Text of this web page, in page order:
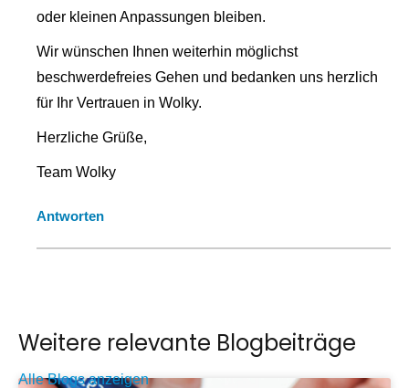
oder kleinen Anpassungen bleiben.
Wir wünschen Ihnen weiterhin möglichst
beschwerdefreies Gehen und bedanken uns herzlich
für Ihr Vertrauen in Wolky.
Herzliche Grüße,
Team Wolky
Antworten
Weitere relevante Blogbeiträge
Alle Blogs anzeigen